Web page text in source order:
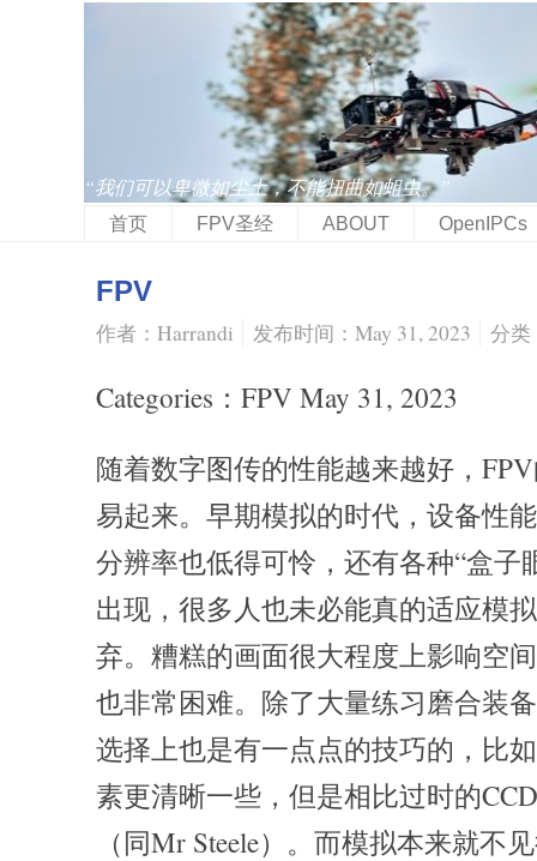
“我们可以卑微如尘土，不能扭曲如蛆虫。”
首页 FPV圣经 ABOUT OpenIPCs
FPV
作者：Harrandi 发布时间：May 31, 2023 分类
Categories：FPV May 31, 2023
随着数字图传的性能越来越好，
易起来。早期模拟的时代，设备性
分辨率也低得可怜，还有各种“盒子
出现，很多人也未必能真的适应模
弃。糟糕的画面很大程度上影响空
也非常困难。除了大量练习磨合装
选择上也是有一点点的技巧的，比
素更清晰一些，但是相比过时的
（同Mr Steele）。而模拟本来就不